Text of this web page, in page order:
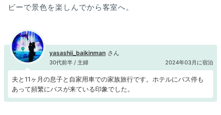
ビーで景色を楽しんでから客室へ。
yasashii_baikinman
30代前半 / 主婦 2024年03月に宿泊
夫と11ヶ月の息子と自家用車での家族旅行です。ホテルにバス停も
あって頻繁にバスが来ている印象でした。